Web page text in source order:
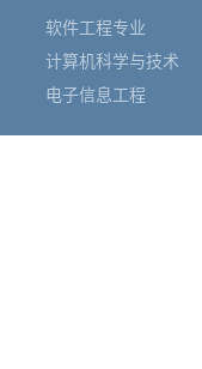
软件工程专业
计算机科学与技术
电子信息工程